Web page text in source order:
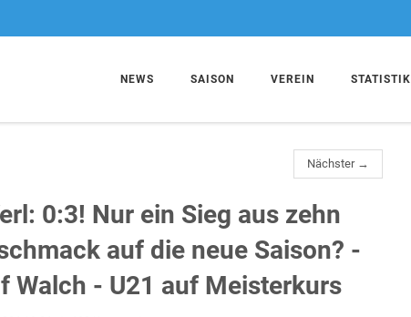
NEWS SAISON VEREIN STATISTIK
Nächster →
0:3! Nur ein Sieg aus zehn
auf die neue Saison? -
Walch - U21 auf Meisterkurs